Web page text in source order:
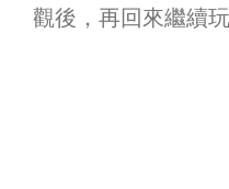
觀後，再回來繼續玩